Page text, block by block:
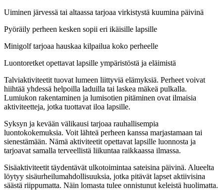
Uiminen järvessä tai altaassa tarjoaa virkistystä kuumina päivinä
Pyöräily perheen kesken sopii eri ikäisille lapsille
Minigolf tarjoaa hauskaa kilpailua koko perheelle
Luontoretket opettavat lapsille ympäristöstä ja eläimistä
Talviaktiviteetit tuovat lumeen liittyviä elämyksiä. Perheet voivat
hiihtää yhdessä helpoilla laduilla tai laskea mäkeä pulkalla.
Lumiukon rakentaminen ja lumisotien pitäminen ovat ilmaisia
aktiviteetteja, jotka tuottavat iloa lapsille.
Syksyn ja kevään välikausi tarjoaa rauhallisempia
luontokokemuksia. Voit lähteä perheen kanssa marjastamaan tai
sienestämään. Nämä aktiviteetit opettavat lapsille luonnosta ja
tarjoavat samalla terveellistä liikuntaa raikkaassa ilmassa.
Sisäaktiviteetit täydentävät ulkotoimintaa sateisina päivinä. Alueelta
löytyy sisäurheilumahdollisuuksia, jotka pitävät lapset aktiivisina
säästä riippumatta. Näin lomasta tulee onnistunut keleistä huolimatta.